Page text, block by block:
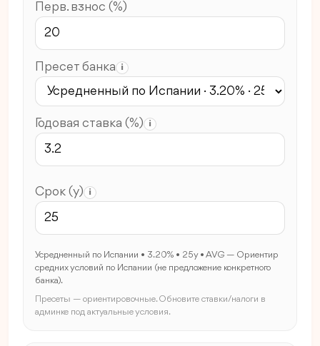
Перв. взнос (%)
Пресет банка i
Годовая ставка (%) i
Срок (y) i
Усредненный по Испании • 3.20% • 25y • AVG — Ориентир
средних условий по Испании (не предложение конкретного
банка).
Пресеты — ориентировочные. Обновите ставки/налоги в
админке под актуальные условия.